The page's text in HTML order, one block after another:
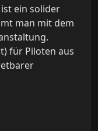
ein solider
man mit dem
für Piloten aus